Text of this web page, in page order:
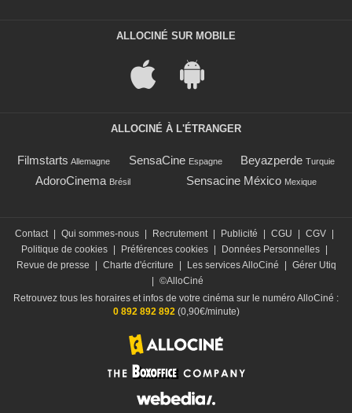
ALLOCINÉ SUR MOBILE
ALLOCINÉ À L'ÉTRANGER
Filmstarts Allemagne SensaCine Espagne Beyazperde Turquie
AdoroCinema Brésil Sensacine México Mexique
Contact Qui sommes-nous Recrutement Publicité CGU CGV
Politique de cookies
Préférences cookies Données Personnelles
Revue de presse
Charte d'écriture Les services AlloCiné
Gérer Utiq
©AlloCiné
Retrouvez tous les horaires et infos de votre cinéma sur le numéro AlloCiné :
0 892 892 892(0,90€/minute)